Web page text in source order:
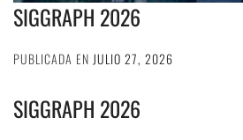
SIGGRAPH 2026
PUBLICADA EN JULIO 27, 2026
SIGGRAPH 2026